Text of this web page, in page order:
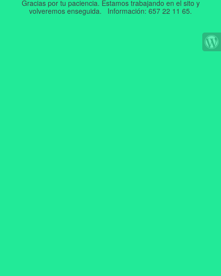
Gracias por tu paciencia. Estamos trabajando en el sito y
volveremos enseguida. Información: 657 22 11 65.